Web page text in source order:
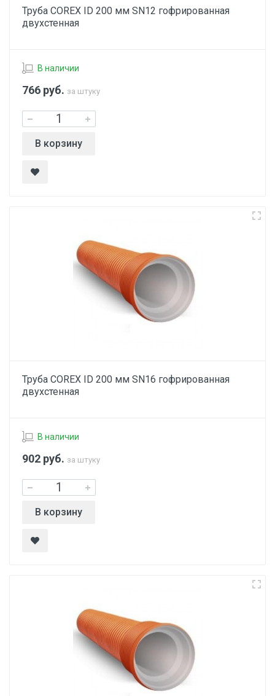
Труба COREX ID 200 мм SN12 гофрированная
двухстенная
В наличии
766 руб. за штуку
В корзину
Труба COREX ID 200 мм SN16 гофрированная
двухстенная
В наличии
902 руб. за штуку
В корзину